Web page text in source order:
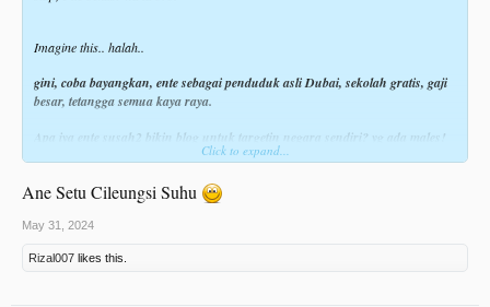
Imagine this.. halah..
gini, coba bayangkan, ente sebagai penduduk asli Dubai, sekolah gratis, gaji
besar, tetangga semua kaya raya.
Apa iya ente susah2 bikin blog untuk targetin negara sendiri? yg ada males!
'service orang kaya'.
----
Click to expand...
Ane Setu Cileungsi Suhu
May 31, 2024
Rizal007 likes this.